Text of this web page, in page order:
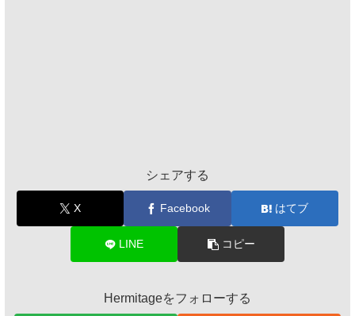
シェアする
X Facebook はてブ
LINE コピー
Hermitageをフォローする